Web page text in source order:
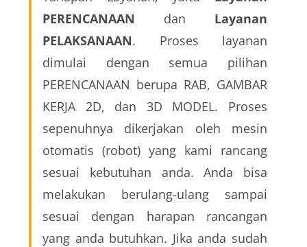
PERENCANAAN dan Layanan
PELAKSANAAN. Proses layanan
dimulai dengan semua pilihan
PERENCANAAN berupa RAB, GAMBAR
KERJA 2D, dan 3D MODEL. Proses
sepenuhnya dikerjakan oleh mesin
otomatis (robot) yang kami rancang
sesuai kebutuhan anda. Anda bisa
melakukan berulang-ulang sampai
sesuai dengan harapan rancangan
yang anda butuhkan. Jika anda sudah